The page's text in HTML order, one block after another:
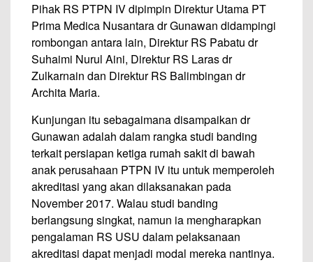
Pihak RS PTPN IV dipimpin Direktur Utama PT
Prima Medica Nusantara dr Gunawan didampingi
rombongan antara lain, Direktur RS Pabatu dr
Suhaimi Nurul Aini, Direktur RS Laras dr
Zulkarnain dan Direktur RS Balimbingan dr
Archita Maria.
Kunjungan itu sebagaimana disampaikan dr
Gunawan adalah dalam rangka studi banding
terkait persiapan ketiga rumah sakit di bawah
anak perusahaan PTPN IV itu untuk memperoleh
akreditasi yang akan dilaksanakan pada
November 2017. Walau studi banding
berlangsung singkat, namun ia mengharapkan
pengalaman RS USU dalam pelaksanaan
akreditasi dapat menjadi modal mereka nantinya.